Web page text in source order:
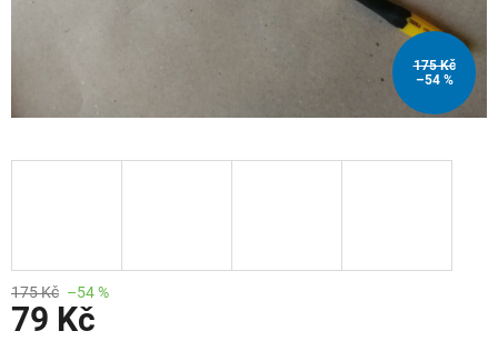
175 Kč
–54 %
175 Kč –54 %
79 Kč